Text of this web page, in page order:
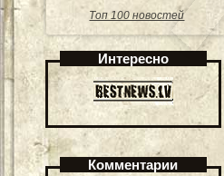
Топ 100 новостей
Интересно
Комментарии